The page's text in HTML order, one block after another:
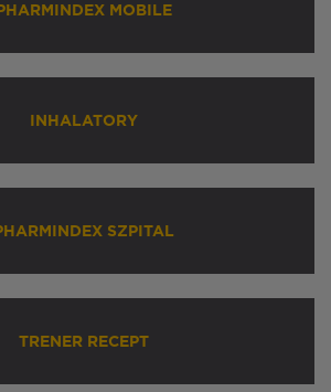
PHARMINDEX MOBILE
INHALATORY
SZPITAL
TRENER RECEPT